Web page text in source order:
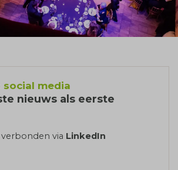
social media
nieuws als eerste
verbonden via LinkedIn